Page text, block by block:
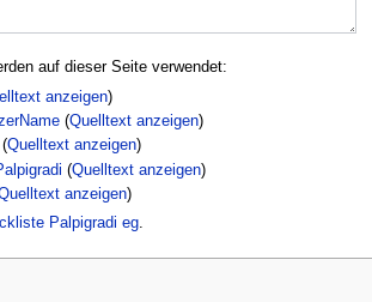
auf dieser Seite verwendet:
anzeigen)
(Quelltext anzeigen)
(Quelltext anzeigen)
(Quelltext anzeigen)
anzeigen)
Palpigradi eg.